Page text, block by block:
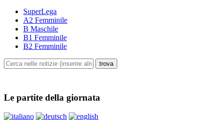
SuperLega
A2 Femminile
B Maschile
B1 Femminile
B2 Femminile
Le partite della giornata